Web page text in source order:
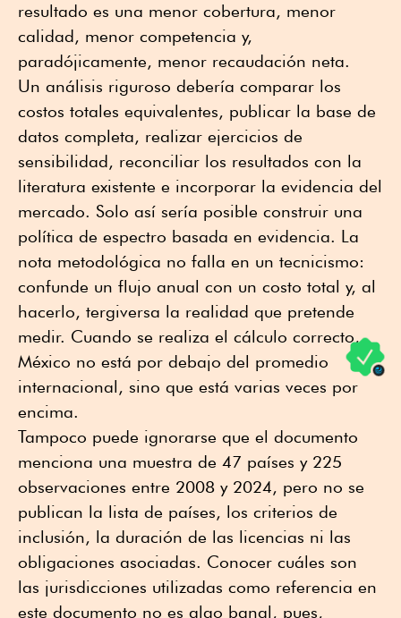
resultado es una menor cobertura, menor
calidad, menor competencia y,
paradójicamente, menor recaudación neta.
Un análisis riguroso debería comparar los
costos totales equivalentes, publicar la base de
datos completa, realizar ejercicios de
sensibilidad, reconciliar los resultados con la
literatura existente e incorporar la evidencia del
mercado. Solo así sería posible construir una
política de espectro basada en evidencia. La
nota metodológica no falla en un tecnicismo:
confunde un flujo anual con un costo total y, al
hacerlo, tergiversa la realidad que pretende
medir. Cuando se realiza el cálculo correcto,
México no está por debajo del promedio
internacional, sino que está varias veces por
encima.
Tampoco puede ignorarse que el documento
menciona una muestra de 47 países y 225
observaciones entre 2008 y 2024, pero no se
publican la lista de países, los criterios de
inclusión, la duración de las licencias ni las
obligaciones asociadas. Conocer cuáles son
las jurisdicciones utilizadas como referencia en
este documento no es algo banal, pues,